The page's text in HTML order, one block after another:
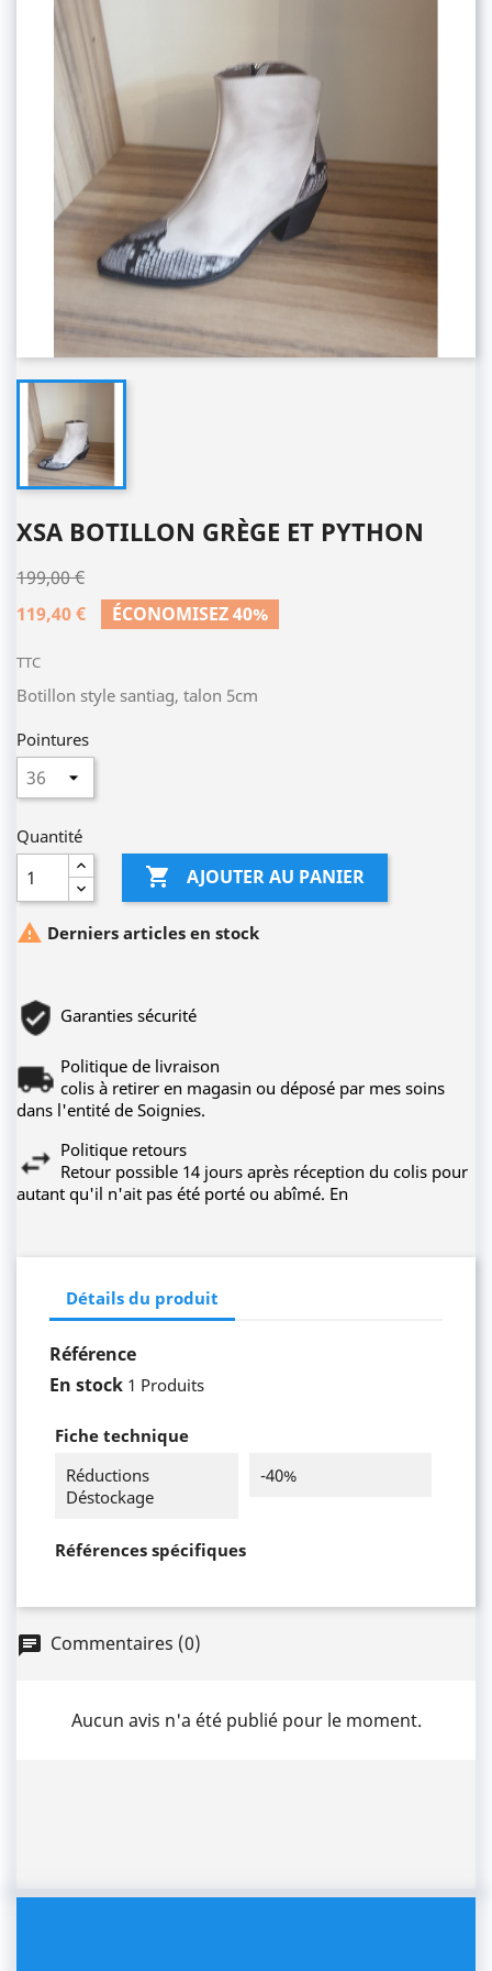
XSA BOTILLON GRÈGE ET PYTHON
199,00 €
119,40 €
ÉCONOMISEZ 40%
TTC
Botillon style santiag, talon 5cm
Pointures
Quantité
 AJOUTER AU PANIER
 Derniers articles en stock
Garanties sécurité
Politique de livraison
colis à retirer en magasin ou déposé par mes soins
dans l'entité de Soignies.
Politique retours
Retour possible 14 jours après réception du colis pour
autant qu'il n'ait pas été porté ou abîmé. En
Détails du produit
Référence
En stock 1 Produits
Fiche technique
Réductions
Déstockage
-40%
Références spécifiques
chat Commentaires (0)
Aucun avis n'a été publié pour le moment.